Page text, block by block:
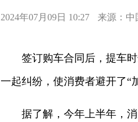
2024年07月09日 10:27 来源：中
签订购车合同后，提车时
一起纠纷，使消费者避开了“
据了解，今年上半年，消